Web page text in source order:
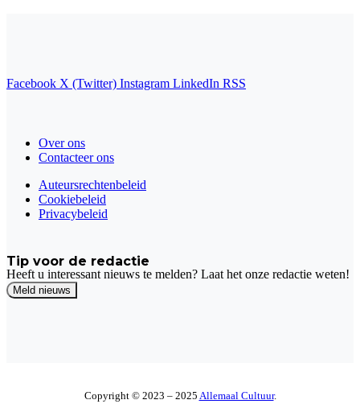
Facebook X (Twitter) Instagram LinkedIn RSS
Over ons
Contacteer ons
Auteursrechtenbeleid
Cookiebeleid
Privacybeleid
Tip voor de redactie
Heeft u interessant nieuws te melden? Laat het onze redactie weten!
Copyright © 2023 – 2025 Allemaal Cultuur.